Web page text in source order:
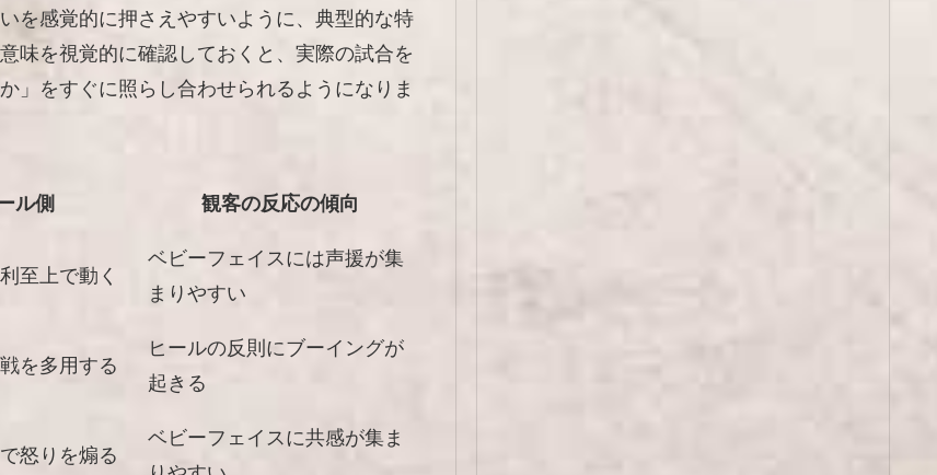
を感覚的に押さえやすいように、典型的な特
味を視覚的に確認しておくと、実際の試合を
」をすぐに照らし合わせられるようになりま
ル側 観客の反応の傾向
至上で動く
ベビーフェイスには声援が集
まりやすい
を多用する
ヒールの反則にブーイングが
起きる
怒りを煽る
ベビーフェイスに共感が集ま